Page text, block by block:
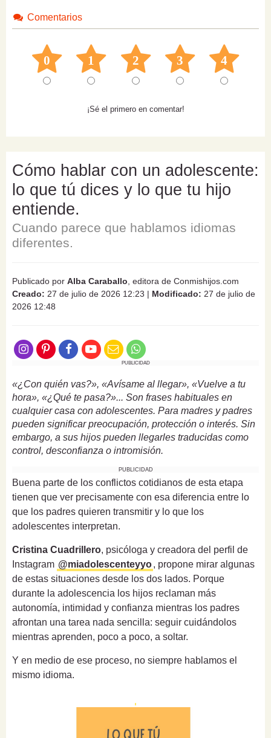
Comentarios
0 1 2 3 4
¡Sé el primero en comentar!
Cómo hablar con un adolescente:
lo que tú dices y lo que tu hijo
entiende.
Cuando parece que hablamos idiomas
diferentes.
Publicado por Alba Caraballo , editora de Conmishijos.com
Creado: 27 de julio de 2026 12:23 | Modificado: 27 de julio de
2026 12:48
PUBLICIDAD
«¿Con quién vas?», «Avísame al llegar», «Vuelve a tu
hora», «¿Qué te pasa?»... Son frases habituales en
cualquier casa con adolescentes. Para madres y padres
pueden significar preocupación, protección o interés. Sin
embargo, a sus hijos pueden llegarles traducidas como
control, desconfianza o intromisión.
PUBLICIDAD
Buena parte de los conflictos cotidianos de esta etapa
tienen que ver precisamente con esa diferencia entre lo
que los padres quieren transmitir y lo que los
adolescentes interpretan.
Cristina Cuadrillero, psicóloga y creadora del perfil de
Instagram @miadolescenteyyo, propone mirar algunas
de estas situaciones desde los dos lados. Porque
durante la adolescencia los hijos reclaman más
autonomía, intimidad y confianza mientras los padres
afrontan una tarea nada sencilla: seguir cuidándolos
mientras aprenden, poco a poco, a soltar.
Y en medio de ese proceso, no siempre hablamos el
mismo idioma.